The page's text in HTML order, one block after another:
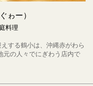
ゎー）
料理
する鶴小は、沖縄赤がわら
元の人々でにぎわう店内で